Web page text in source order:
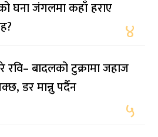
घना जंगलमा कहाँ हराए
४
रवि– बादलको टुक्रामा जहाज
डर मान्नु पर्दैन
५